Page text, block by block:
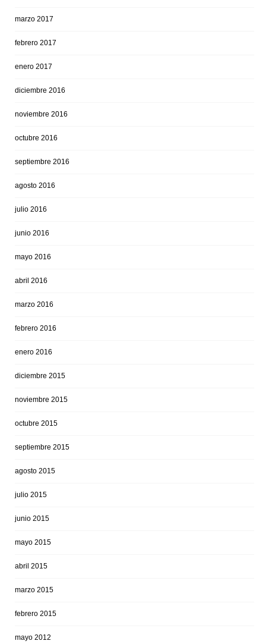
marzo 2017
febrero 2017
enero 2017
diciembre 2016
noviembre 2016
octubre 2016
septiembre 2016
agosto 2016
julio 2016
junio 2016
mayo 2016
abril 2016
marzo 2016
febrero 2016
enero 2016
diciembre 2015
noviembre 2015
octubre 2015
septiembre 2015
agosto 2015
julio 2015
junio 2015
mayo 2015
abril 2015
marzo 2015
febrero 2015
mayo 2012